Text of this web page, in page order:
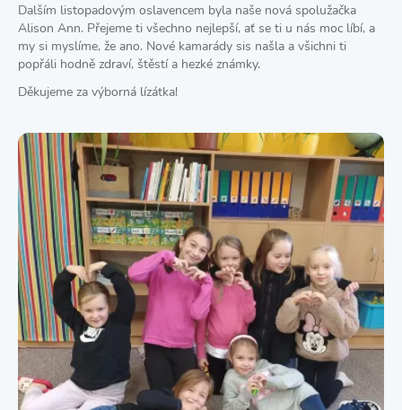
Dalším listopadovým oslavencem byla naše nová spolužačka
Alison Ann. Přejeme ti všechno nejlepší, ať se ti u nás moc líbí, a
my si myslíme, že ano. Nové kamarády sis našla a všichni ti
popřáli hodně zdraví, štěstí a hezké známky.
Děkujeme za výborná lízátka!